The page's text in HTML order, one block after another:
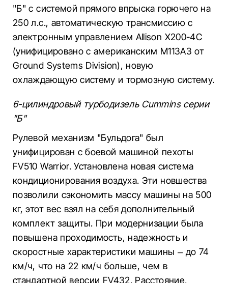
"Б" с системой прямого впрыска горючего на
250 л.с., автоматическую трансмиссию с
электронным управлением Allison X200-4C
(унифицировано с американским М113А3 от
Ground Systems Division), новую
охлаждающую систему и тормозную систему.
6-цилиндровый турбодизель Cummins серии
"Б"
Рулевой механизм "Бульдога" был
унифицирован с боевой машиной пехоты
FV510 Warrior. Установлена новая система
кондиционирования воздуха. Эти новшества
позволили сэкономить массу машины на 500
кг, этот вес взял на себя дополнительный
комплект защиты. При модернизации была
повышена проходимость, надежность и
скоростные характеристики машины – до 74
км/ч, что на 22 км/ч больше, чем в
стандартной версии FV432. Расстояние,